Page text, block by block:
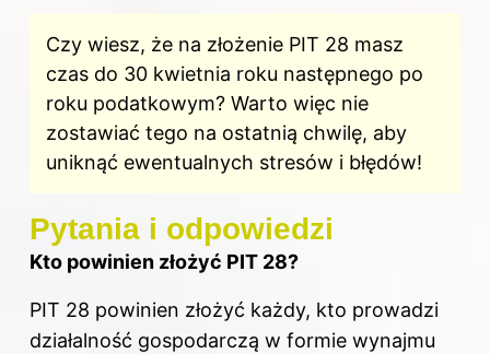
Czy wiesz, że na złożenie PIT 28 masz
czas do 30 kwietnia roku następnego po
roku podatkowym? Warto więc nie
zostawiać tego na ostatnią chwilę, aby
uniknąć ewentualnych stresów i błędów!
Pytania i odpowiedzi
Kto powinien złożyć PIT 28?
PIT 28 powinien złożyć każdy, kto prowadzi
działalność gospodarczą w formie wynajmu